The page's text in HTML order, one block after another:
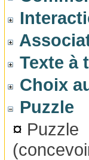
Texte à
Choix
Puzzle
¤ Puzzle